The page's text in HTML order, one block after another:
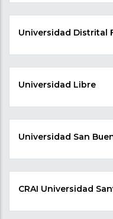
Universidad Distrital
Universidad Libre
Universidad San
CRAI Universidad